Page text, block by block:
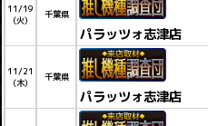
11/19
(火)
千葉県
パラッツォ志津店
11/21
(木)
千葉県
パラッツォ志津店